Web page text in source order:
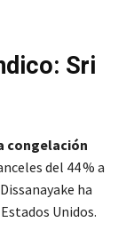
Sri
congelación
del 44 % a
ha
Unidos.